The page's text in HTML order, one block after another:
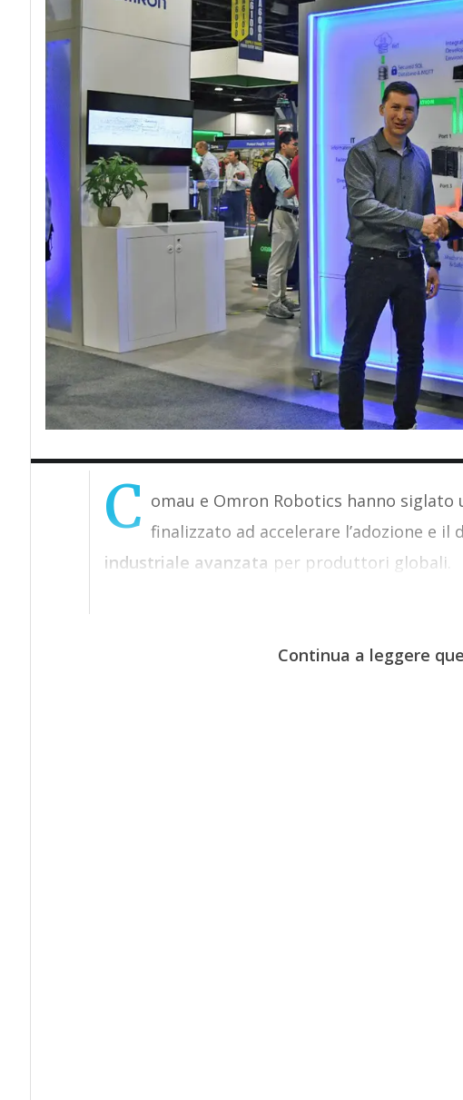
C omau e Omron Robotics hanno
finalizzato ad accelerare l’adozione e il
industriale avanzata per produttori globali.
Continua a leggere